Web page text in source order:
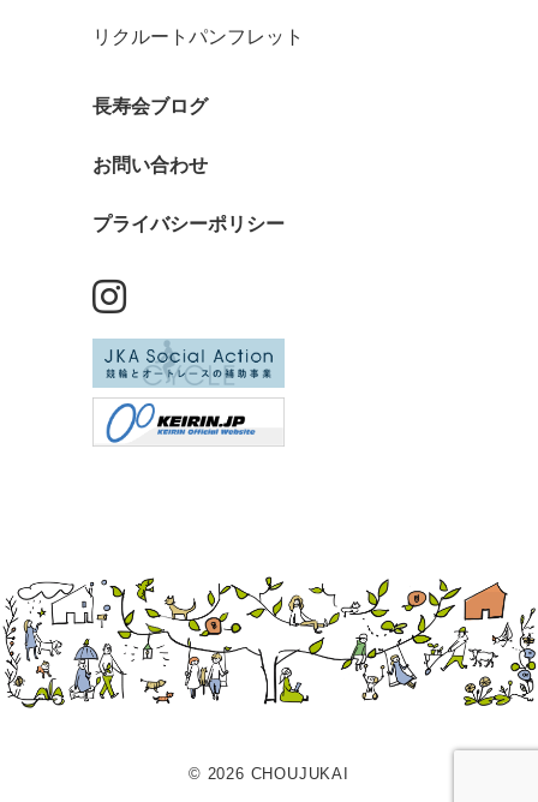
リクルートパンフレット
長寿会ブログ
お問い合わせ
プライバシーポリシー
© 2026 CHOUJUKAI